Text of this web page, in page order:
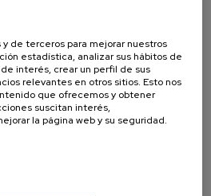
de Aridane (La Palma)
encuentro que pretende
que den respuesta a los
de terceros para mejorar nuestros
estadística, analizar sus hábitos de
interés, crear un perfil de sus
relevantes en otros sitios. Esto nos
que ofrecemos y obtener
suscitan interés,
la página web y su seguridad.